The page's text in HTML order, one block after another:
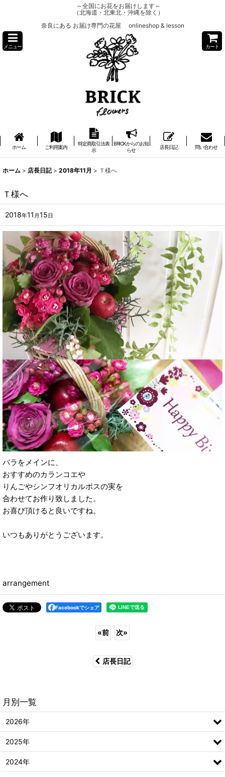
～全国にお花をお届けします～
（北海道・北東北・沖縄を除く）
奈良にある お届け専門の花屋 onlineshop & lesson
メニュー カート
ホーム ご利用案内
特定商取引法表
示
BRICKからのお知
らせ
店長日記 問い合わせ
ホーム > 店長日記 > 2018年11月 > Ｔ様へ
Ｔ様へ
2018年11 月 15 日
バラをメインに、
おすすめのカランコエや
りんごやシンフオリカルポスの実を
合わせてお作り致しました。
お喜び頂けると良いですね。
いつもありがとうございます。
arrangement
Facebookでシェア
«前 次»
店長日記
月別一覧
2026年
2025年
2024年